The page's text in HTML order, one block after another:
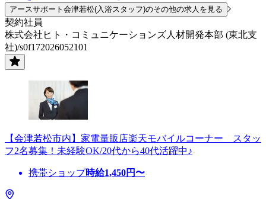
アースサポート会津若松(入浴スタッフ)のその他の求人を見る
契約社員
株式会社ヒト・コミュニケーションズ人材開発本部 (東北支
社)/s0f172026052101
【会津若松市内】家電量販店楽天モバイルコーナー スタッ
フ2名募集！未経験OK/20代から40代活躍中♪
携帯ショップ時給1,450円〜